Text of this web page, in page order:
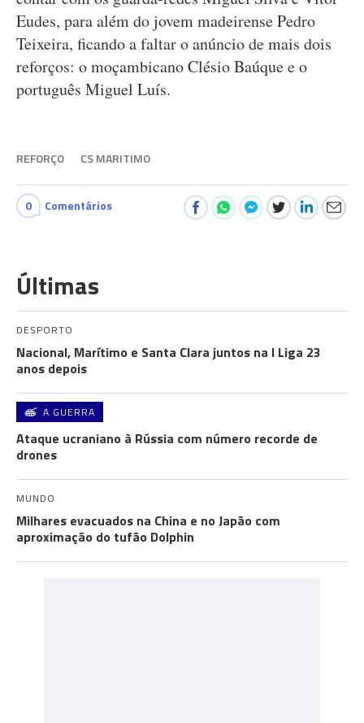
Eudes, para além do jovem madeirense Pedro
Teixeira, ficando a faltar o anúncio de mais dois
reforços: o moçambicano Clésio Baúque e o
português Miguel Luís.
REFORÇO CS MARITIMO
0 Comentários
Últimas
DESPORTO
Nacional, Marítimo e Santa Clara juntos na I Liga 23
anos depois
A GUERRA
Ataque ucraniano à Rússia com número recorde de
drones
MUNDO
Milhares evacuados na China e no Japão com
aproximação do tufão Dolphin